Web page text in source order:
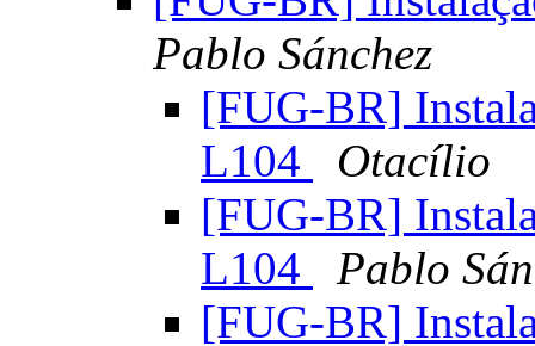
Pablo Sánchez
[FUG-BR]
L104
Otacílio
[FUG-BR]
L104
Pablo
[FUG-BR]